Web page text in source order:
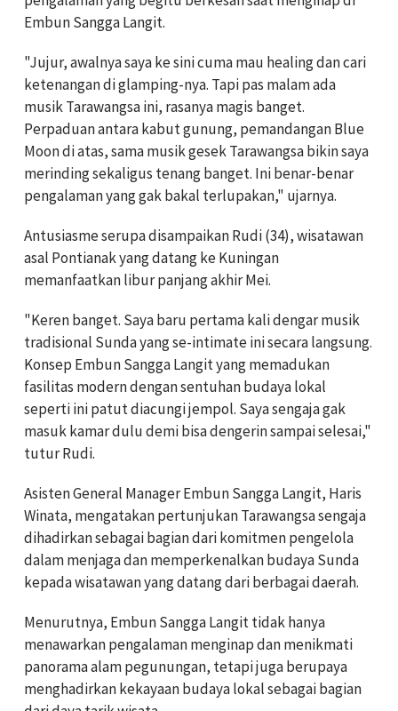
Embun Sangga Langit.
"Jujur, awalnya saya ke sini cuma mau healing dan cari
ketenangan di glamping-nya. Tapi pas malam ada
musik Tarawangsa ini, rasanya magis banget.
Perpaduan antara kabut gunung, pemandangan Blue
Moon di atas, sama musik gesek Tarawangsa bikin saya
merinding sekaligus tenang banget. Ini benar-benar
pengalaman yang gak bakal terlupakan," ujarnya.
Antusiasme serupa disampaikan Rudi (34), wisatawan
asal Pontianak yang datang ke Kuningan
memanfaatkan libur panjang akhir Mei.
"Keren banget. Saya baru pertama kali dengar musik
tradisional Sunda yang se-intimate ini secara langsung.
Konsep Embun Sangga Langit yang memadukan
fasilitas modern dengan sentuhan budaya lokal
seperti ini patut diacungi jempol. Saya sengaja gak
masuk kamar dulu demi bisa dengerin sampai selesai,"
tutur Rudi.
Asisten General Manager Embun Sangga Langit, Haris
Winata, mengatakan pertunjukan Tarawangsa sengaja
dihadirkan sebagai bagian dari komitmen pengelola
dalam menjaga dan memperkenalkan budaya Sunda
kepada wisatawan yang datang dari berbagai daerah.
Menurutnya, Embun Sangga Langit tidak hanya
menawarkan pengalaman menginap dan menikmati
panorama alam pegunungan, tetapi juga berupaya
menghadirkan kekayaan budaya lokal sebagai bagian